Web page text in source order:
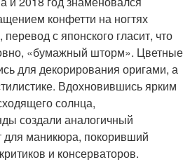
конфетти на ногтях
с японского гласит, что
«бумажный шторм». Цветные
для декорирования оригами, а
Вдохновившись ярким
солнца,
создали аналогичный
для маникюра, покоривший
и консерваторов.